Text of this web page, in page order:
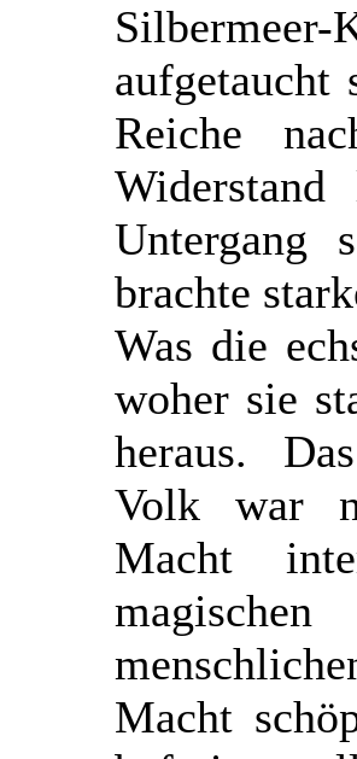
aufgetaucht
Reiche
Untergang
brachte
Was die
woher sie
heraus.
Volk war
Macht
Macht